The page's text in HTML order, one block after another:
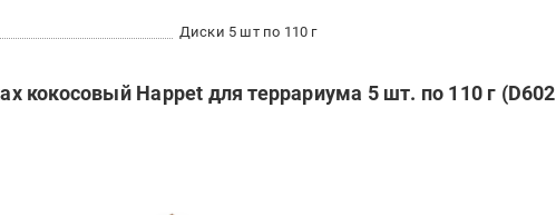
Диски 5 шт по 110 г
кокосовый Happet для террариума 5 шт. по 110 г (D602